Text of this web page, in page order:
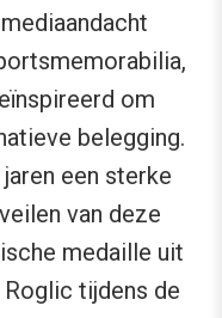
om
belegging.
een sterke
van deze
medaille uit
tijdens de